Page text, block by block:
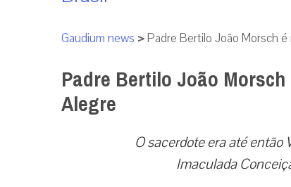
Gaudium news >Padre Bertilo João Morsch
Padre Bertilo João
Alegre
O sacerdote era até então
Imaculada